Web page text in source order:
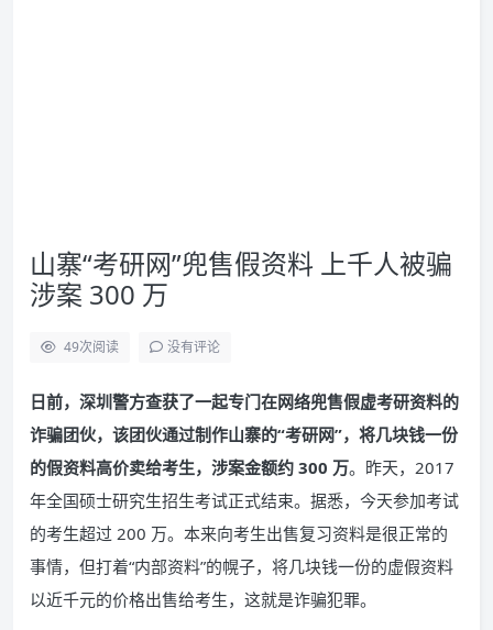
山寨“考研网”兜售假资料 上千人被骗
涉案 300 万
49次阅读 没有评论
日前，深圳警方查获了一起专门在网络兜售假虚考研资料的
诈骗团伙，该团伙通过制作山寨的“考研网”，将几块钱一份
的假资料高价卖给考生，涉案金额约 300 万。昨天，2017
年全国硕士研究生招生考试正式结束。据悉，今天参加考试
的考生超过 200 万。本来向考生出售复习资料是很正常的
事情，但打着“内部资料”的幌子，将几块钱一份的虚假资料
以近千元的价格出售给考生，这就是诈骗犯罪。